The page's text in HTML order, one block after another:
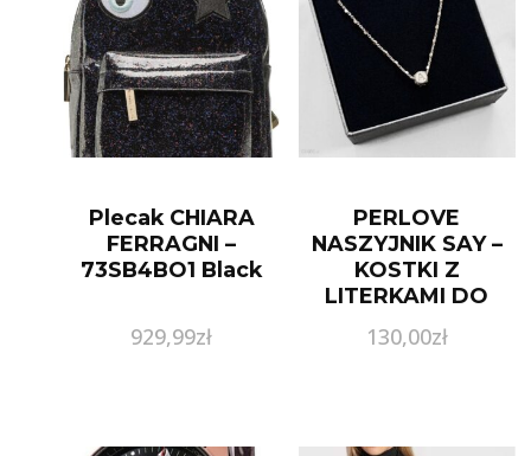
Plecak CHIARA
FERRAGNI –
73SB4BO1 Black
929,99zł
PERLOVE
NASZYJNIK SAY –
KOSTKI Z
LITERKAMI DO
130,00zł